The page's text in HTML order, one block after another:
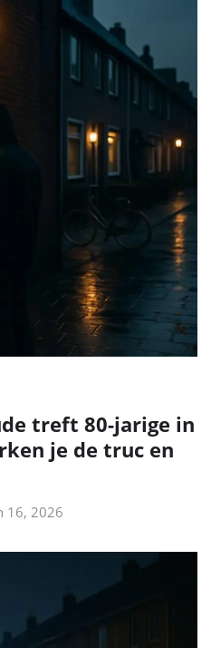
treft 80-jarige in
je de truc en
16, 2026